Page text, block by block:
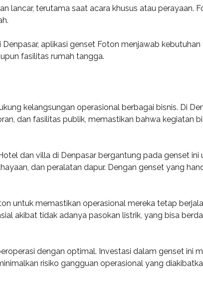
lancar, terutama saat acara khusus atau perayaan.
aplikasi genset Foton menjawab kebutuhan
fasilitas rumah tangga.
kelangsungan operasional berbagai bisnis. Di
dan fasilitas publik, memastikan bahwa kegiatan
dan villa di Denpasar bergantung pada genset ini
dan peralatan dapur. Dengan genset yang
untuk memastikan operasional mereka tetap
akibat tidak adanya pasokan listrik, yang bisa
dengan optimal. Investasi dalam genset ini
risiko gangguan operasional yang